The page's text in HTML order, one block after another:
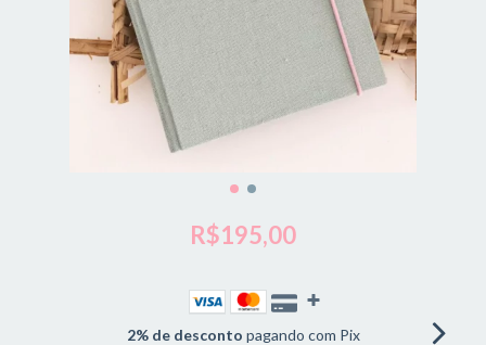
R$195,00
2% de desconto pagando com Pix